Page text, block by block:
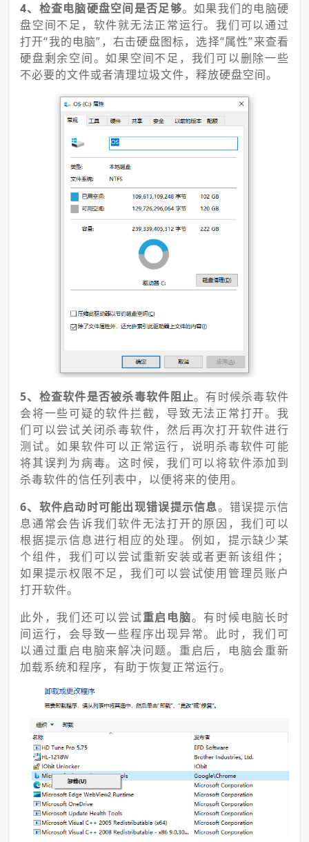
4、 检查电脑硬盘空间是否足够。如果我们的电脑硬
盘空间不足，软件就无法正常运行。我们可以通过
打开“我的电脑”，右击硬盘图标，选择“属性”来查看
硬盘剩余空间。如果空间不足，我们可以删除一些
不必要的文件或者清理垃圾文件，释放硬盘空间。
5、 检查软件是否被杀毒软件阻止。有时候杀毒软件
会将一些可疑的软件拦截，导致无法正常打开。我
们可以尝试关闭杀毒软件，然后再次打开软件进行
测试。如果软件可以正常运行，说明杀毒软件可能
将其误判为病毒。这时候，我们可以将软件添加到
杀毒软件的信任列表中，以便将来的使用。
6、 软件启动时可能出现错误提示信息。错误提示信
息通常会告诉我们软件无法打开的原因，我们可以
根据提示信息进行相应的处理。例如，提示缺少某
个组件，我们可以尝试重新安装或者更新该组件；
如果提示权限不足，我们可以尝试使用管理员账户
打开软件。
此外，我们还可以尝试重启电脑。有时候电脑长时
间运行，会导致一些程序出现异常。此时，我们可
以通过重启电脑来解决问题。重启后，电脑会重新
加载系统和程序，有助于恢复正常运行。